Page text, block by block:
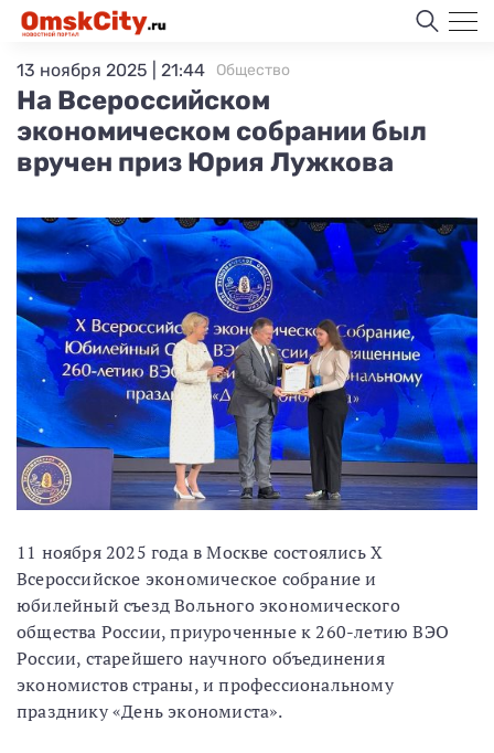
На Всероссийском
экономическом собрании был
вручен приз Юрия Лужкова
13 ноября 2025 | 21:44 Общество
11 ноября 2025 года в Москве состоялись X
Всероссийское экономическое собрание и
юбилейный съезд Вольного экономического
общества России, приуроченные к 260-летию ВЭО
России, старейшего научного объединения
экономистов страны, и профессиональному
празднику «День экономиста».